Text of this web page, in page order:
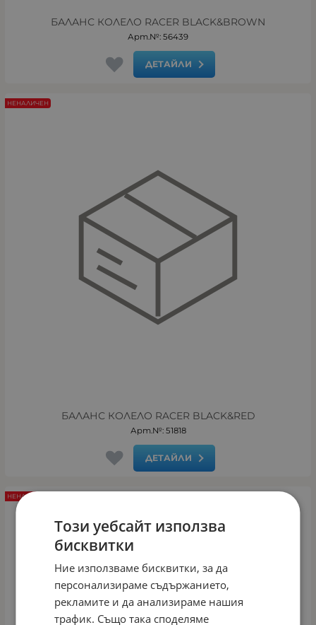
БАЛАНС КОЛЕЛО RACER BLACK&BROWN
Арт.№: 56439
ДЕТАЙЛИ
БАЛАНС КОЛЕЛО RACER BLACK&RED
Арт.№: 51818
ДЕТАЙЛИ
НЕНАЛИЧЕН
НЕНАЛИЧЕН
Този уебсайт използва
бисквитки
Ние използваме бисквитки, за да
персонализираме съдържанието,
рекламите и да анализираме нашия
трафик. Също така споделяме